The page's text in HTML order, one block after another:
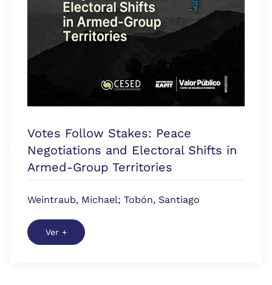
Votes Follow Stakes: Peace
Negotiations and Electoral Shifts in
Armed-Group Territories
Weintraub, Michael; Tobón, Santiago
Ver +